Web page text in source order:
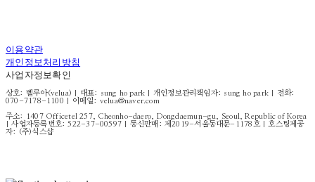
이용약관
개인정보처리방침
사업자정보확인
상호: 벨루아(velua) | 대표: sung ho park | 개인정보관리책임자: sung ho park | 전화:
070-7178-1100 | 이메일: velua@naver.com
주소: 1407 Officetel 257, Cheonho-daero, Dongdaemun-gu, Seoul, Republic of Korea
| 사업자등록번호: 522-37-00597 | 통신판매:제2019-서울동대문-1178호| 호스팅제공
자: (주)식스샵